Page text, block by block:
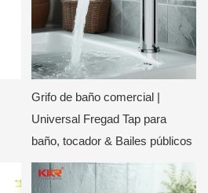
Grifo de baño comercial |
Universal Fregad Tap para
baño, tocador & Bailes públicos